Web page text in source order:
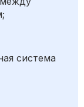
система